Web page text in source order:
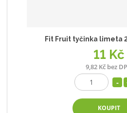
Fit Fruit tyčinka limeta
11 Kč
9,82 Kč bez
KOUPIT